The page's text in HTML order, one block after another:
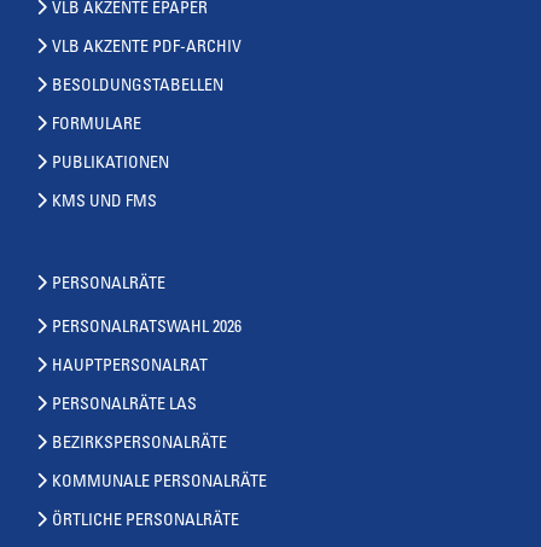
VLB AKZENTE EPAPER
VLB AKZENTE PDF-ARCHIV
BESOLDUNGSTABELLEN
FORMULARE
PUBLIKATIONEN
KMS UND FMS
PERSONALRÄTE
PERSONALRATSWAHL 2026
HAUPTPERSONALRAT
PERSONALRÄTE LAS
BEZIRKSPERSONALRÄTE
KOMMUNALE PERSONALRÄTE
ÖRTLICHE PERSONALRÄTE